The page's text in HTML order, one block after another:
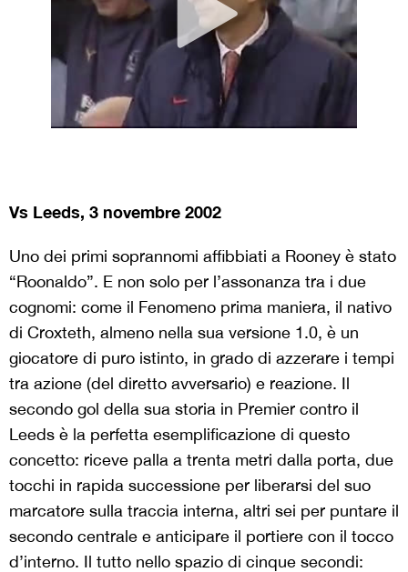
Vs Leeds, 3 novembre 2002
Uno dei primi soprannomi affibbiati a Rooney è stato
“Roonaldo”. E non solo per l’assonanza tra i due
cognomi: come il Fenomeno prima maniera, il nativo
di Croxteth, almeno nella sua versione 1.0, è un
giocatore di puro istinto, in grado di azzerare i tempi
tra azione (del diretto avversario) e reazione. Il
secondo gol della sua storia in Premier contro il
Leeds è la perfetta esemplificazione di questo
concetto: riceve palla a trenta metri dalla porta, due
tocchi in rapida successione per liberarsi del suo
marcatore sulla traccia interna, altri sei per puntare il
secondo centrale e anticipare il portiere con il tocco
d’interno. Il tutto nello spazio di cinque secondi: